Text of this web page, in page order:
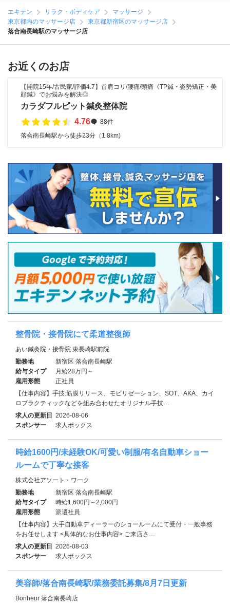
エキテン リラク・ボディケア
マッサージ
東京都内のマッサージ店
東京都新宿区のマッサージ店
落合南長崎駅のマッサージ店
お近くのお店
【開院15年/古民家/評価4.7】首肩コリ/腰痛/頭痛《TP鍼・姿勢矯正・美
顔鍼》でお悩みを解決◎
カラダフルピット鍼灸整体院
4.76
88件
落合南長崎駅から徒歩23分（1.8km)
整骨院・接骨院にて柔道整復師
あい鍼灸院・接骨院 東長崎駅前院
勤務地
新宿区 落合南長崎駅
給与タイプ
月給28万円～
雇用形態
正社員
【仕事内容】手技:筋膜リリース、モビリゼーション、SOT、AKA、カイ
ロプラクティックなどを組み合わせたオリジナル手技…
求人の更新日 2026-08-06
スポンサー
求人ボックス
時給1600円/未経験OK/可愛い制服/有名自動車ショー
ルームで丁寧な接客
株式会社アソート・ワーク
勤務地
新宿区 落合南長崎駅
給与タイプ
時給1,600円～2,000円
雇用形態
派遣社員
【仕事内容】大手自動車ディーラーのショールームにて受付・一般事務
をお任せします <具体的なお仕事内容> ご来店さ…
求人の更新日 2026-08-03
スポンサー
求人ボックス
美容師/落合南長崎駅/業務委託募集/8月7日更新
Bonheur 落合南長崎店